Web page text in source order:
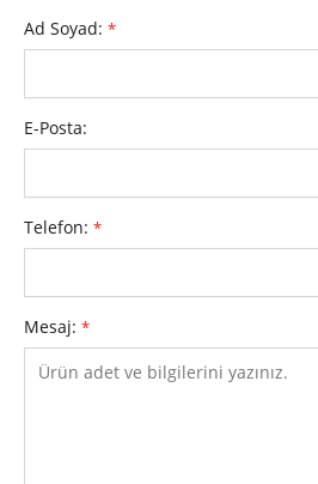
Ad Soyad: *
E-Posta:
Telefon: *
Mesaj: *